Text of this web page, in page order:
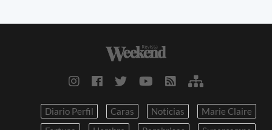
Diario Perfil Caras Noticias
Marie Claire